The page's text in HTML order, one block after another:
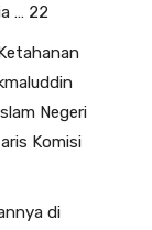
… 22
Negeri
Komisi
di